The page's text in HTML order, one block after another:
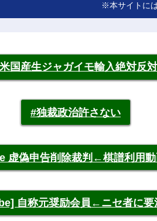
※本サイトに
国産生ジャガイモ輸入絶対反対
#独裁政治許さない
虚偽申告削除裁判←棋譜利用動
自称元奨励会員←ニセ者に要